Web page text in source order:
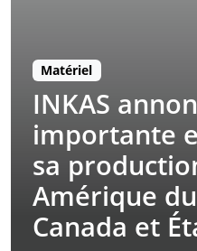
Matériel
INKAS
importante
sa
Amérique
Canada et